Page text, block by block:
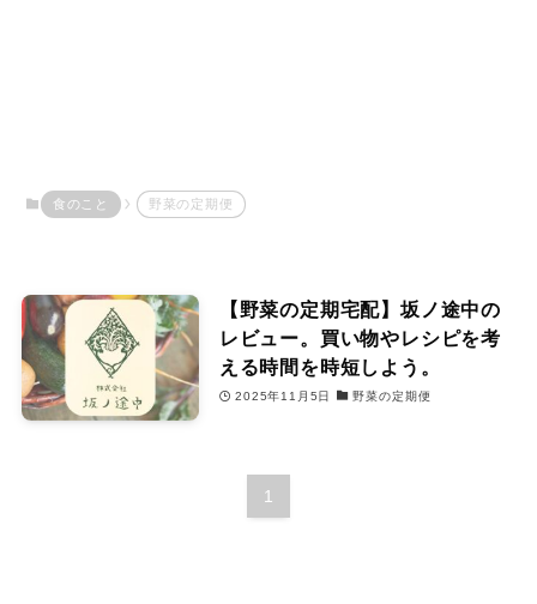
食のこと 野菜の定期便
【野菜の定期宅配】坂ノ途中の
レビュー。買い物やレシピを考
える時間を時短しよう。
2025年11月5日 野菜の定期便
1